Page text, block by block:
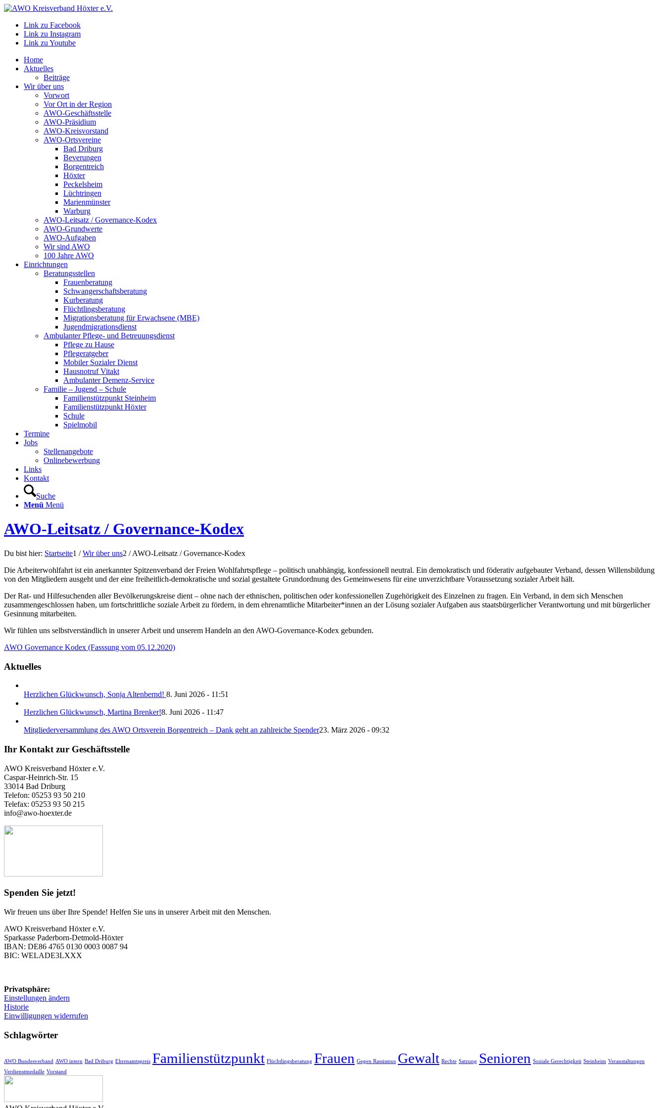
Link zu Facebook
Link zu Instagram
Link zu Youtube
Home
Aktuelles
Beiträge
Wir über uns
Vorwort
Vor Ort in der Region
AWO-Geschäftsstelle
AWO-Präsidium
AWO-Kreisvorstand
AWO-Ortsvereine
Bad Driburg
Beverungen
Borgentreich
Höxter
Peckelsheim
Lüchtringen
Marienmünster
Warburg
AWO-Leitsatz / Governance-Kodex
AWO-Grundwerte
AWO-Aufgaben
Wir sind AWO
100 Jahre AWO
Einrichtungen
Beratungsstellen
Frauenberatung
Schwangerschaftsberatung
Kurberatung
Flüchtlingsberatung
Migrationsberatung für Erwachsene (MBE)
Jugendmigrationsdienst
Ambulanter Pflege- und Betreuungsdienst
Pflege zu Hause
Pflegeratgeber
Mobiler Sozialer Dienst
Hausnotruf Vitakt
Ambulanter Demenz-Service
Familie – Jugend – Schule
Familienstützpunkt Steinheim
Familienstützpunkt Höxter
Schule
Spielmobil
Termine
Jobs
Stellenangebote
Onlinebewerbung
Links
Kontakt
Suche
Menü Menü
AWO-Leitsatz / Governance-Kodex
Du bist hier: Startseite1 / Wir über uns2 / AWO-Leitsatz / Governance-Kodex
Die Arbeiterwohlfahrt ist ein anerkannter Spitzenverband der Freien Wohlfahrtspflege – politisch unabhängig, konfessionell neutral. Ein demokratisch und föderativ aufgebauter Verband, dessen Willensbildung
von den Mitgliedern ausgeht und der eine freiheitlich-demokratische und sozial gestaltete Grundordnung des Gemeinwesens für eine unverzichtbare Voraussetzung sozialer Arbeit hält.
Der Rat- und Hilfesuchenden aller Bevölkerungskreise dient – ohne nach der ethnischen, politischen oder konfessionellen Zugehörigkeit des Einzelnen zu fragen. Ein Verband, in dem sich Menschen
zusammengeschlossen haben, um fortschrittliche soziale Arbeit zu fördern, in dem ehrenamtliche Mitarbeiter*innen an der Lösung sozialer Aufgaben aus staatsbürgerlicher Verantwortung und mit bürgerlicher
Gesinnung mitarbeiten.
Wir fühlen uns selbstverständlich in unserer Arbeit und unserem Handeln an den AWO-Governance-Kodex gebunden.
AWO Governance Kodex (Fasssung vom 05.12.2020)
Aktuelles
Herzlichen Glückwunsch, Sonja Altenbernd! 8. Juni 2026 - 11:51
Herzlichen Glückwunsch, Martina Brenker!8. Juni 2026 - 11:47
Mitgliederversammlung des AWO Ortsverein Borgentreich – Dank geht an zahlreiche Spender23. März 2026 - 09:32
Ihr Kontakt zur Geschäftsstelle
AWO Kreisverband Höxter e.V.
Caspar-Heinrich-Str. 15
33014 Bad Driburg
Telefon: 05253 93 50 210
Telefax: 05253 93 50 215
info@awo-hoexter.de
Spenden Sie jetzt!
Wir freuen uns über Ihre Spende! Helfen Sie uns in unserer Arbeit mit den Menschen.
AWO Kreisverband Höxter e.V.
Sparkasse Paderborn-Detmold-Höxter
IBAN: DE86 4765 0130 0003 0087 94
BIC: WELADE3LXXX
Privatsphäre:
Einstellungen ändern
Historie
Einwilligungen widerrufen
Schlagwörter
AWO Bundesverband AWO intern Bad Driburg Ehrenamtspreis Familienstützpunkt Flüchtlingsberatung Frauen Gegen Rassismus Gewalt Rechte Satzung Senioren Soziale Gerechtigkeit Steinheim Veranstaltungen
Verdienstmedaille Vorstand